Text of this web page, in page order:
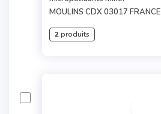
MOULINS CDX 03017 FRANCE
2produits